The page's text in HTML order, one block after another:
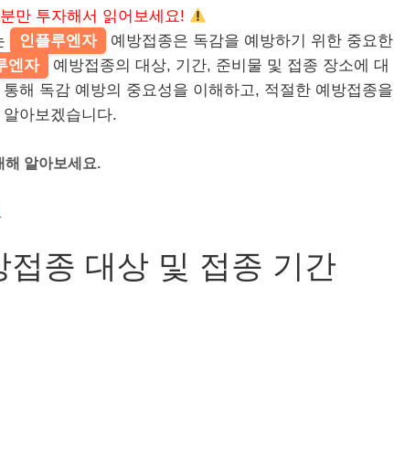
만 투자해서 읽어보세요!
인플루엔자
예방접종은 독감을 예방하기 위한 중요한
엔자
예방접종의 대상, 기간, 준비물 및 접종 장소에 대
해 독감 예방의 중요성을 이해하고, 적절한 예방접종을
아보겠습니다.
알아보세요.
접종 대상 및 접종 기간